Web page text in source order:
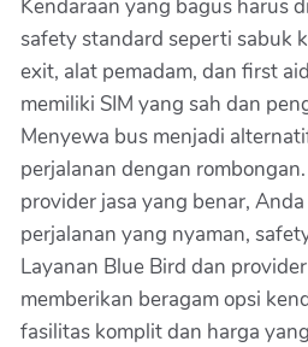
Kendaraan yang bagus harus
safety standard seperti sabuk
exit, alat pemadam, dan first
memiliki SIM yang sah dan
Menyewa bus menjadi
perjalanan dengan
provider jasa yang benar,
perjalanan yang nyaman,
Layanan Blue Bird dan
memberikan beragam opsi
fasilitas komplit dan harga